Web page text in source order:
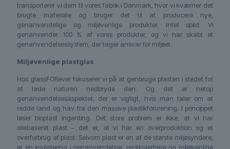
transporterer vi dem til vores fabrik i Danmark, hvor vi kværner det
brugte materiale og bruger det til at producere nye,
genanvendelige og miljøvenlige produkter. Intet spild. Vi
genanvender 100 % af vores produkter, og vi har skabt et
genanvendelsessystem, der tager ansvar for miljøet.
Miljøvenlige plastglas
Hos glassFORever fokuserer vi på at genbruge plasten i stedet for
at lade naturen nedbryde den. Og det er netop
genanvendelsesaspektet, der er vigtigt, hvis man taler om at
redde land og hav fra den massive plastikforurening. I princippet
løser bioplast ingenting. Det store problem er ikke, at vi har
oliebaseret plast – det er, at vi har en overproduktion og et
overforbrug af plast. Selvom plast er en af de største miljøsyndere,
er en investering i genanvendelige, recirkulerbare og miljøvenlige